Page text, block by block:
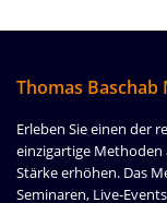
Thomas Baschab
Erleben Sie einen der
einzigartige Methoden
Stärke erhöhen. Das
Seminaren, Live-